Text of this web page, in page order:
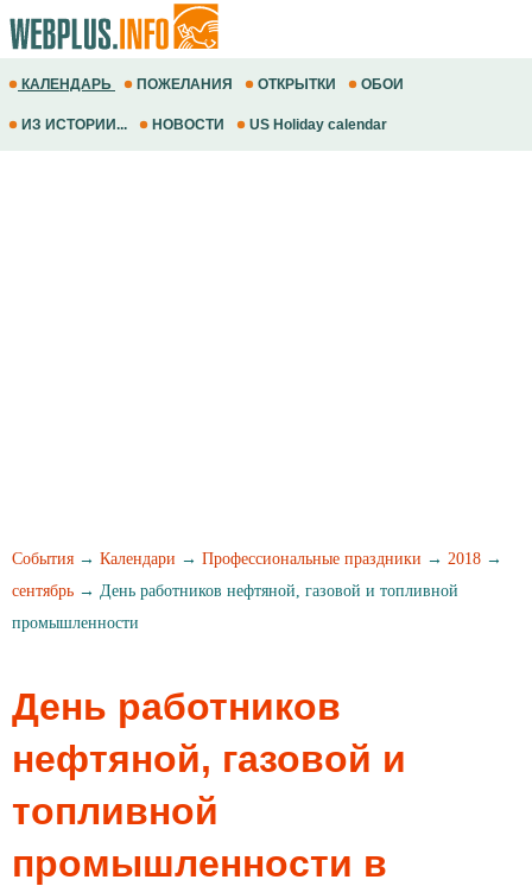
КАЛЕНДАРЬ ПОЖЕЛАНИЯ ОТКРЫТКИ ОБОИ
ИЗ ИСТОРИИ... НОВОСТИ US Holiday calendar
События → Календари → Профессиональные праздники → 2018 →
сентябрь → День работников нефтяной, газовой и топливной
промышленности
День работников
нефтяной, газовой и
топливной
промышленности в